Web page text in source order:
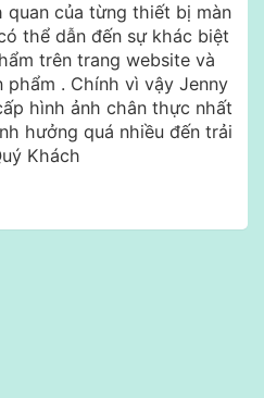
quan của từng thiết bị màn
thể dẫn đến sự khác biệt
trên trang website và
phẩm . Chính vì vậy Jenny
hình ảnh chân thực nhất
hưởng quá nhiều đến trải
Khách